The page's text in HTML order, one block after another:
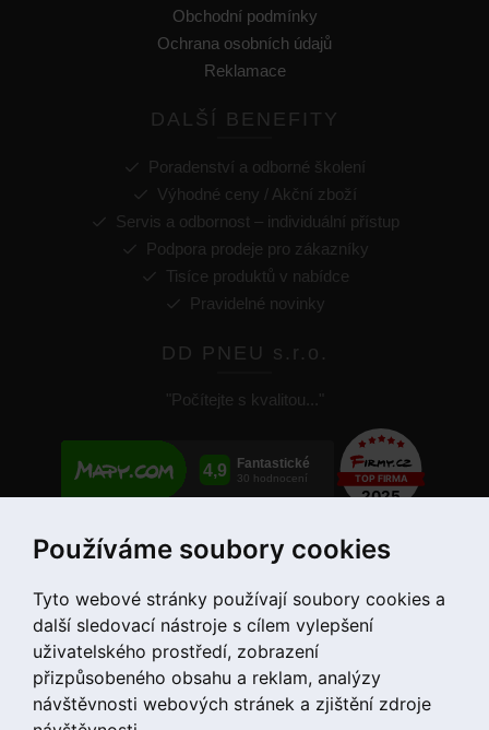
Používáme soubory cookies
Tyto webové stránky používají soubory cookies a
další sledovací nástroje s cílem vylepšení
uživatelského prostředí, zobrazení
přizpůsobeného obsahu a reklam, analýzy
návštěvnosti webových stránek a zjištění zdroje
Obchodní podmínky
Ochrana osobních údajů
Reklamace
DALŠÍ BENEFITY
Poradenství a odborné školení
Výhodné ceny / Akční zboží
Servis a odbornost – individuální přístup
Podpora prodeje pro zákazníky
Tisíce produktů v nabídce
Pravidelné novinky
DD PNEU s.r.o.
"Počítejte s kvalitou..."
+420 775 55 66 99